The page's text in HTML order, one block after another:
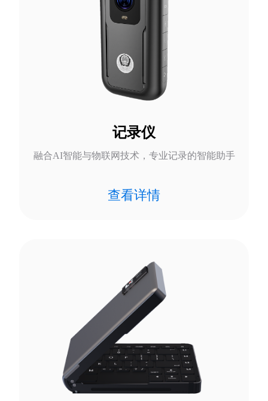
记录仪
融合AI智能与物联网技术，专业记录的智能助手
查看详情